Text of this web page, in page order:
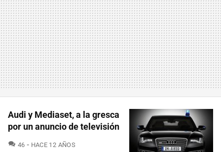
Audi y Mediaset, a la gresca
por un anuncio de televisión
46 COMENTARIOS
HACE 12 AÑOS